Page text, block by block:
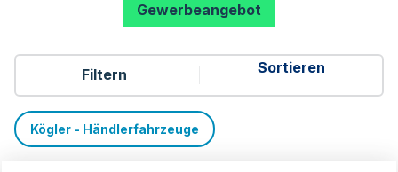
Gewerbeangebot
Filtern
Kögler - Händlerfahrzeuge